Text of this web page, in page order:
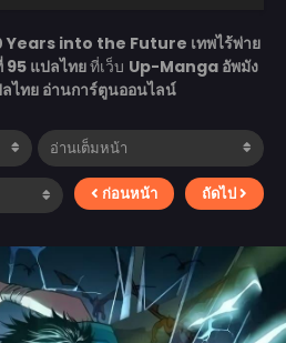
Years into the Future เทพไร้พ่าย
95 แปลไทยที่เว็บ Up-Manga อัพมัง
ลไทย อ่านการ์ตูนออนไลน์
ก่อนหน้า ถัดไป